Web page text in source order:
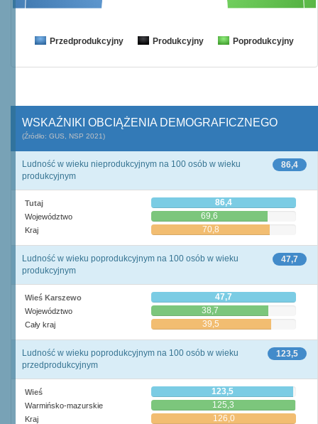
Przedprodukcyjny Produkcyjny Poprodukcyjny
WSKAŹNIKI OBCIĄŻENIA DEMOGRAFICZNEGO
(Źródło: GUS, NSP 2021)
86,4
Ludność w wieku nieprodukcyjnym na 100 osób w wieku
produkcyjnym
Tutaj 86,4
Województwo 69,6
Kraj 70,8
47,7
Ludność w wieku poprodukcyjnym na 100 osób w wieku
produkcyjnym
Wieś Karszewo 47,7
Województwo 38,7
Cały kraj 39,5
123,5
Ludność w wieku poprodukcyjnym na 100 osób w wieku
przedprodukcyjnym
Wieś 123,5
Warmińsko-mazurskie 125,3
Kraj 126,0